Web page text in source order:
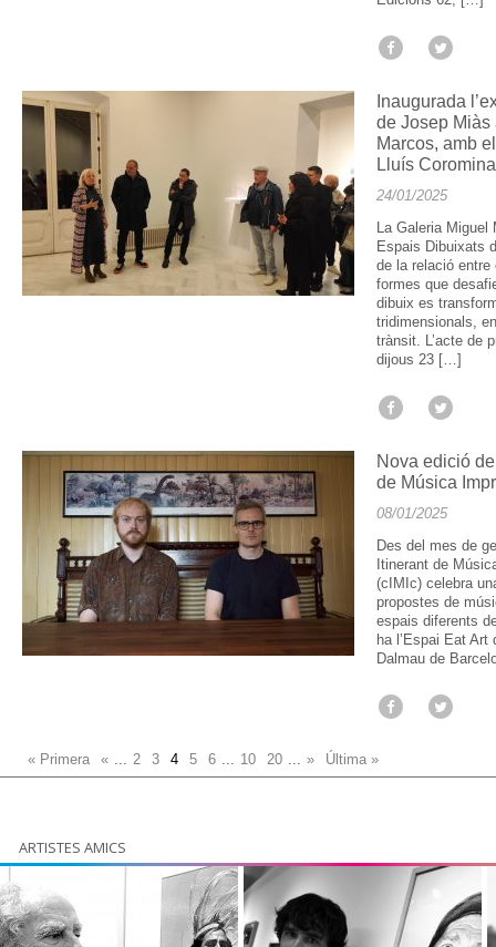
Inaugurada
de Josep Miàs
Marcos, amb
Lluís
24/01/2025
La Galeria Miguel
Espais Dibuixats
de la relació entre
formes que
dibuix es
tridimensionals,
trànsit. L’acte de
dijous 23 […]
Nova edició
de Música
08/01/2025
Des del mes de
Itinerant de
(cIMIc) celebra
propostes de
espais diferents
ha l’Espai Eat
Dalmau de
« Primera « 2 3 4 5 6 10 20 » Última »
ARTISTES AMICS